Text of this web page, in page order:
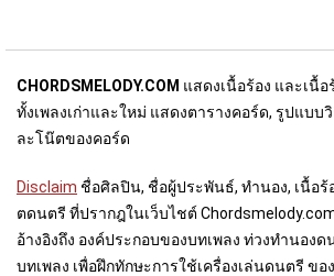
CHORDSMELODY.COM แสดงเนื้อร้อง และเนื้
ทั้งเพลงเก่าและใหม่ แสดงตารางคอร์ด, รูปแบบ
ละโน๊ตของคอร์ด
Disclaim ชื่อศิลปิน, ชื่อผู้ประพันธ์, ทำนอง, เนื้อร้
ตดนตรี ที่ปรากฎในเว็บไชต์
อ้างอิงถึง องค์ประกอบของบทเพลง ท่วงทำนอง
บทเพลง เพื่อฝึกทักษะการใช้เครื่องเล่นดนตรี ข